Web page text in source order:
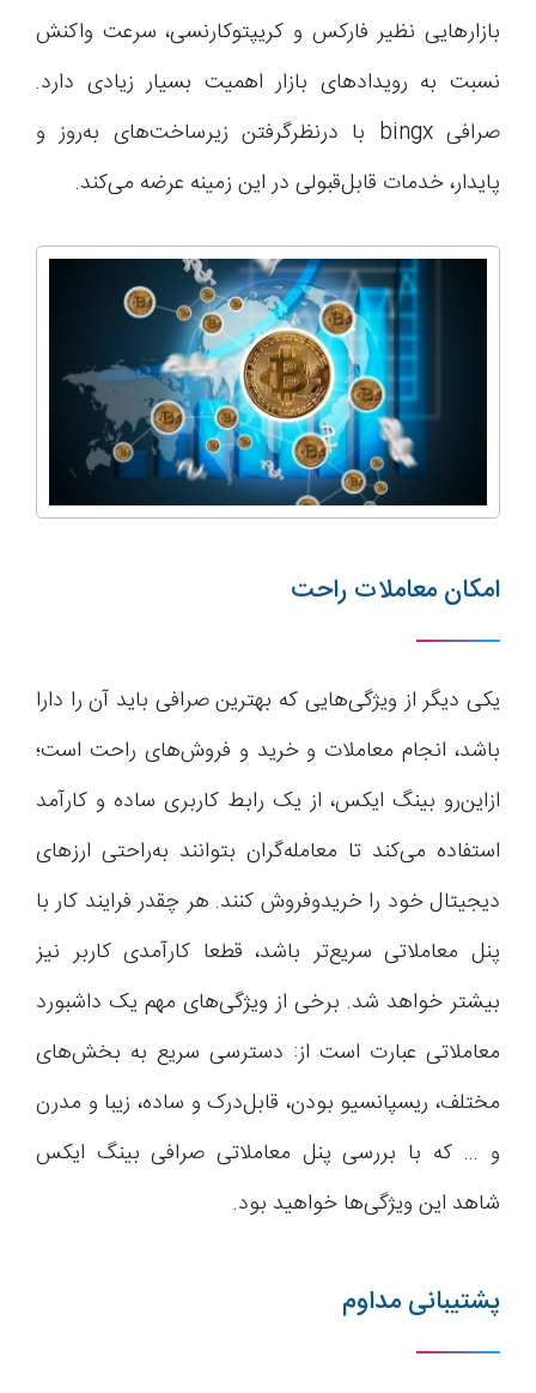
بازار‌هایی نظیر فارکس و کریپتوکارنسی، سرعت واکنش
نسبت به رویداد‌های بازار اهمیت بسیار زیادی دارد.
صرافی bingx با درنظرگرفتن زیرساخت‌های به‌روز و
پایدار، خدمات قابل‌قبولی در این زمینه عرضه می‌کند.
امکان معاملات راحت
یکی دیگر از ویژگی‌هایی که بهترین صرافی باید آن را دارا
باشد، انجام معاملات و خرید و فروش‌های راحت است؛
ازاین‌رو بینگ ایکس، از یک رابط کاربری ساده و کارآمد
استفاده می‌کند تا معامله‌گران بتوانند به‌راحتی ارز‌های
دیجیتال خود را خریدوفروش کنند. هر چقدر فرایند کار با
پنل معاملاتی سریع‌تر باشد، قطعا کارآمدی کاربر نیز
بیشتر خواهد شد. برخی از ویژگی‌های مهم یک داشبورد
معاملاتی عبارت است از: دسترسی سریع به بخش‌های
مختلف، ریسپانسیو بودن، قابل‌درک و ساده، زیبا و مدرن
و … که با بررسی پنل معاملاتی صرافی بینگ ایکس
شاهد این ویژگی‌ها خواهید بود.
پشتیبانی مداوم